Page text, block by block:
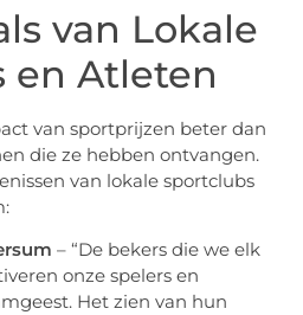
van Lokale
en Atleten
van sportprijzen beter dan
die ze hebben ontvangen.
van lokale sportclubs
– “De bekers die we elk
onze spelers en
Het zien van hun